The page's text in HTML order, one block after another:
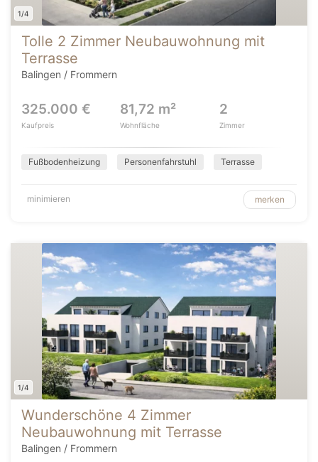
1/4
Tolle 2 Zimmer Neubauwohnung mit
Terrasse
Balingen / Frommern
325.000 €
Kaufpreis
81,72 m²
Wohnfläche
2
Zimmer
Fußbodenheizung Personenfahrstuhl Terrasse
minimieren merken
1/4
Wunderschöne 4 Zimmer
Neubauwohnung mit Terrasse
Balingen / Frommern